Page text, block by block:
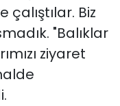
Biz
"Balıklar
ziyaret